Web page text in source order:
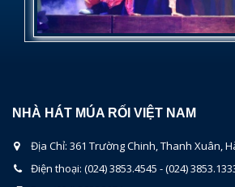
NHÀ HÁT MÚA RỐI VIỆT NAM
Địa Chỉ: 361 Trường Chinh, Thanh Xuân,
Điện thoại: (024) 3853.4545 - (024)